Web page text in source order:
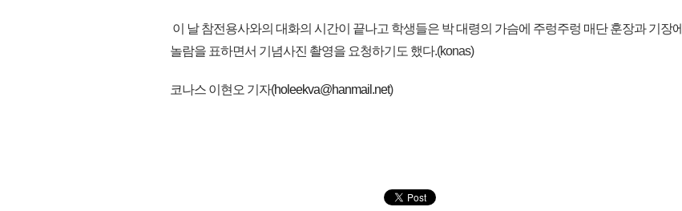
이 날 참전용사와의 대화의 시간이 끝나고 학생들은 박 대령의 가슴에 주렁주렁 매단 훈장과 기장에
놀람을 표하면서 기념사진 촬영을 요청하기도 했다.(konas)
코나스 이현오 기자(holeekva@hanmail.net)